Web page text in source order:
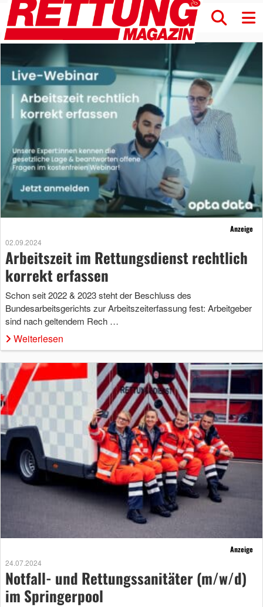
Anzeige
02.09.2024
Arbeitszeit im Rettungsdienst rechtlich
korrekt erfassen
Schon seit 2022 & 2023 steht der Beschluss des
Bundesarbeitsgerichts zur Arbeitszeiterfassung fest: Arbeitgeber
sind nach geltendem Rech …
Weiterlesen
Anzeige
24.07.2024
Notfall- und Rettungssanitäter (m/w/d)
im Springerpool